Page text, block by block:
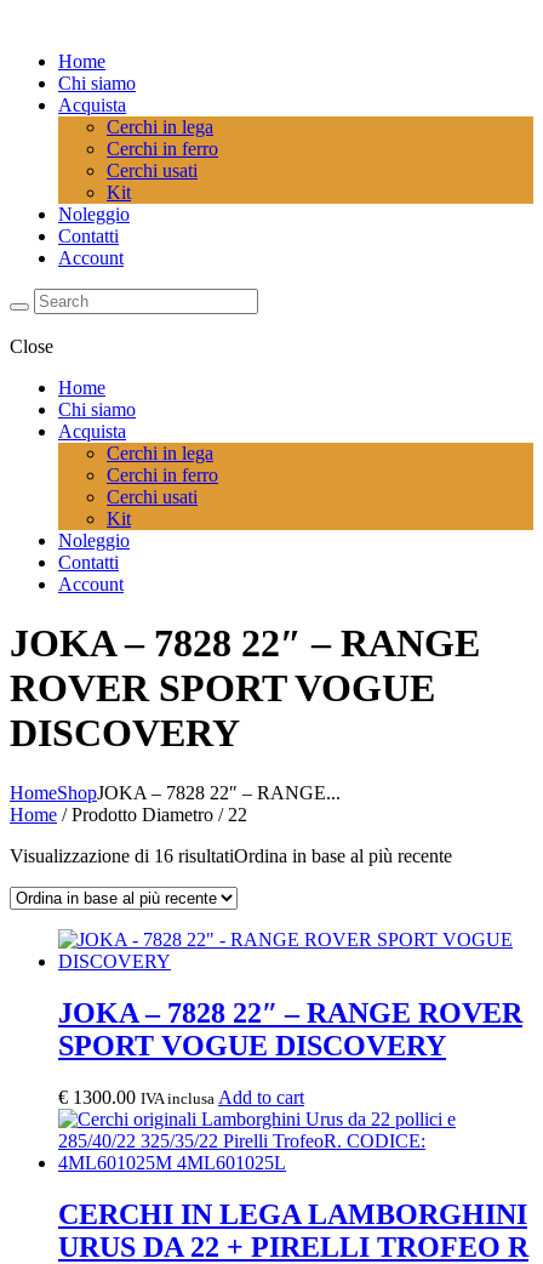
Home
Chi siamo
Acquista
Cerchi in lega
Cerchi in ferro
Cerchi usati
Kit
Noleggio
Contatti
Account
Close
Home
Chi siamo
Acquista
Cerchi in lega
Cerchi in ferro
Cerchi usati
Kit
Noleggio
Contatti
Account
JOKA – 7828 22″ – RANGE
ROVER SPORT VOGUE
DISCOVERY
HomeShopJOKA – 7828 22″ – RANGE...
Home / Prodotto Diametro / 22
Visualizzazione di 16 risultatiOrdina in base al più recente
JOKA – 7828 22″ – RANGE ROVER
SPORT VOGUE DISCOVERY
€ 1300.00 IVA inclusa Add to cart
CERCHI IN LEGA LAMBORGHINI
URUS DA 22 + PIRELLI TROFEO R